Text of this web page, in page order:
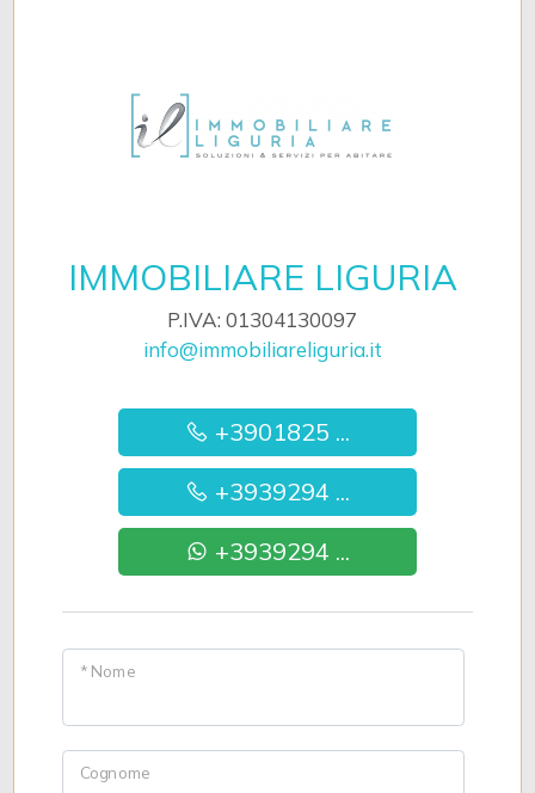
IMMOBILIARE LIGURIA
P.IVA: 01304130097
info@immobiliareliguria.it
+3901825 ...
+3939294 ...
+3939294 ...
* Nome
Cognome